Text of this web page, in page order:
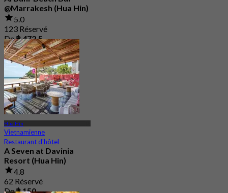
@Marrakesh (Hua Hin)
5.0
123 Réservé
De฿ 472.5
Hua Hin
Vietnamienne
Restaurant d'hôtel
A Seven at Davinia
Resort (Hua Hin)
4.8
62 Réservé
De฿ 150